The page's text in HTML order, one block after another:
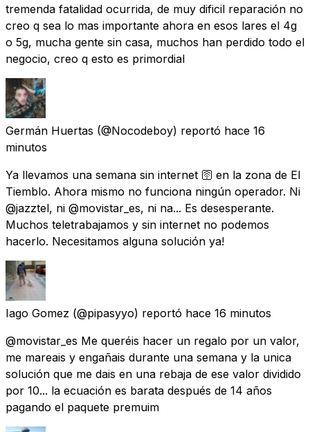
tremenda fatalidad ocurrida, de muy dificil reparación no
creo q sea lo mas importante ahora en esos lares el 4g
o 5g, mucha gente sin casa, muchos han perdido todo el
negocio, creo q esto es primordial
Germán Huertas (@Nocodeboy) reportó hace 16
minutos
Ya llevamos una semana sin internet 🛜 en la zona de El
Tiemblo. Ahora mismo no funciona ningún operador. Ni
@jazztel, ni @movistar_es, ni na... Es desesperante.
Muchos teletrabajamos y sin internet no podemos
hacerlo. Necesitamos alguna solución ya!
Iago Gomez (@pipasyyo) reportó hace 16 minutos
@movistar_es Me queréis hacer un regalo por un valor,
me mareais y engañais durante una semana y la unica
solución que me dais en una rebaja de ese valor dividido
por 10... la ecuación es barata después de 14 años
pagando el paquete premuim